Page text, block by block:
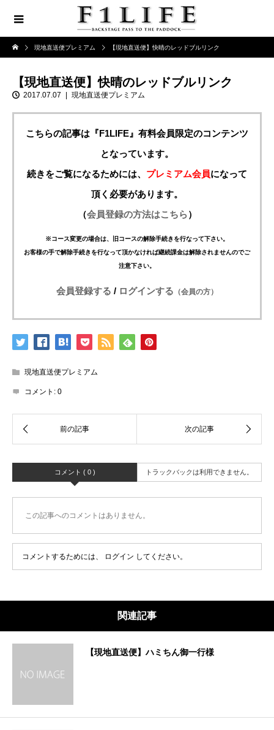
現地直送便プレミアム 【現地直送便】快晴のレッドブルリンク
【現地直送便】快晴のレッドブルリンク
2017.07.07 現地直送便プレミアム
こちらの記事は『F1LIFE』有料会員限定のコンテンツ
となっています。
続きをご覧になるためには、 プレミアム会員になって
頂く必要があります。
（会員登録の方法はこちら）
※コース変更の場合は、旧コースの解除手続きを行なって下さい。
お客様の手で解除手続きを行なって頂かなければ継続課金は解除されませんのでご
注意下さい。
会員登録する / ログインする （会員の方）
現地直送便プレミアム
コメント: 0
コメント ( 0 ) トラックバックは利用できません。
この記事へのコメントはありません。
コメントするためには、 ログイン してください。
関連記事
【現地直送便】ハミちん御一行様